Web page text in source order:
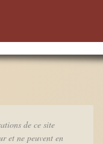
de ce site
et ne peuvent en